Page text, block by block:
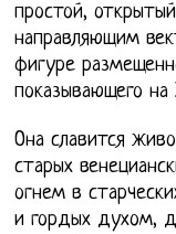
простой,
направляющим
фигуре
показывающего на
Она славится
старых
огнем в
и гордых духом,